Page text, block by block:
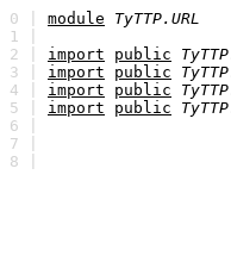
0 | module
TyTTP.URL
1 |
2 | import public
3 | import public
4 | import public
5 | import public
6 |
7 |
8 |